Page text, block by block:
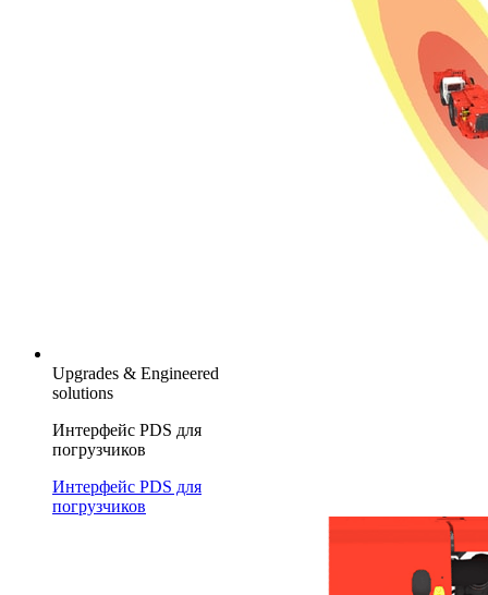
Upgrades & Engineered
solutions
Интерфейс PDS для
погрузчиков
Интерфейс PDS для
погрузчиков